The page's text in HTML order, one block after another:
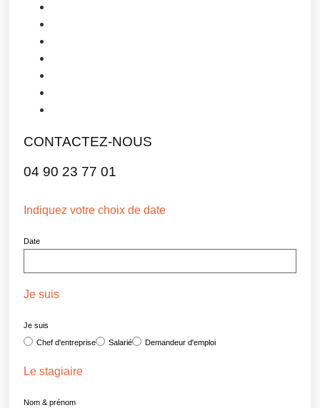
CONTACTEZ-NOUS
04 90 23 77 01
Indiquez votre choix de date
Date
Je suis
Je suis
Chef d'entreprise
Salarié Demandeur d'emploi
Le stagiaire
Nom & prénom